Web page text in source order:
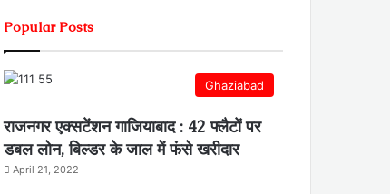
Popular Posts
Ghaziabad
राजनगर एक्सटेंशन गाजियाबाद : 42 फ्लैटों पर
डबल लोन, बिल्डर के जाल में फंसे खरीदार
April 21, 2022